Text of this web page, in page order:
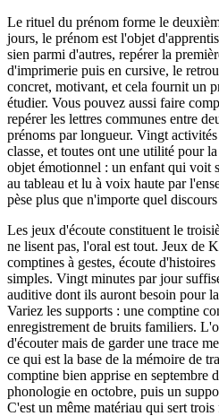
Le rituel du prénom forme le
jours, le prénom est l'objet
sien parmi d'autres, repérer la
d'imprimerie puis en cursive, le
concret, motivant, et cela fournit un
étudier. Vous pouvez aussi faire
repérer les lettres communes entre
prénoms par longueur. Vingt
classe, et toutes ont une utilité pour
objet émotionnel : un enfant qui voit
au tableau et lu à voix haute par
pèse plus que n'importe quel
Les jeux d'écoute constituent le
ne lisent pas, l'oral est tout. Jeux de
comptines à gestes, écoute
simples. Vingt minutes par jour
auditive dont ils auront besoin pour
Variez les supports : une comptine
enregistrement de bruits familiers.
d'écouter mais de garder une trace
ce qui est la base de la mémoire de
comptine bien apprise en septembre
phonologie en octobre, puis un
C'est un même matériau qui sert trois